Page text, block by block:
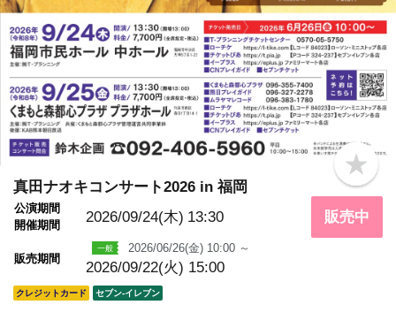
b
o
o
k
m
a
真田ナオキコンサート2026 in 福岡
公演期間
開催期間
2026/09/24(木) 13:30
販売期間
2026/06/26(金) 10:00 ～
2026/09/22(火) 15:00
販売中
クレジットカード セブン‐イレブン